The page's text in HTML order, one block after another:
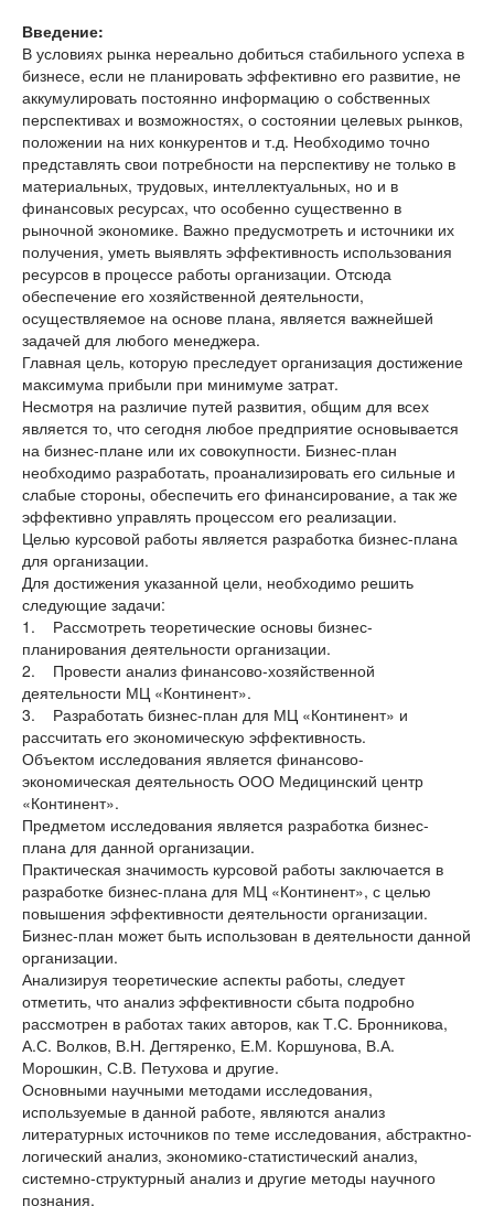
Введение:
В условиях рынка нереально добиться стабильного успеха в
бизнесе, если не планировать эффективно его развитие, не
аккумулировать постоянно информацию о собственных
перспективах и возможностях, о состоянии целевых рынков,
положении на них конкурентов и т.д. Необходимо точно
представлять свои потребности на перспективу не только в
материальных, трудовых, интеллектуальных, но и в
финансовых ресурсах, что особенно существенно в
рыночной экономике. Важно предусмотреть и источники их
получения, уметь выявлять эффективность использования
ресурсов в процессе работы организации. Отсюда
обеспечение его хозяйственной деятельности,
осуществляемое на основе плана, является важнейшей
задачей для любого менеджера.
Главная цель, которую преследует организация достижение
максимума прибыли при минимуме затрат.
Несмотря на различие путей развития, общим для всех
является то, что сегодня любое предприятие основывается
на бизнес-плане или их совокупности. Бизнес-план
необходимо разработать, проанализировать его сильные и
слабые стороны, обеспечить его финансирование, а так же
эффективно управлять процессом его реализации.
Целью курсовой работы является разработка бизнес-плана
для организации.
Для достижения указанной цели, необходимо решить
следующие задачи:
1. Рассмотреть теоретические основы бизнес-
планирования деятельности организации.
2. Провести анализ финансово-хозяйственной
деятельности МЦ «Континент».
3. Разработать бизнес-план для МЦ «Континент» и
рассчитать его экономическую эффективность.
Объектом исследования является финансово-
экономическая деятельность ООО Медицинский центр
«Континент».
Предметом исследования является разработка бизнес-
плана для данной организации.
Практическая значимость курсовой работы заключается в
разработке бизнес-плана для МЦ «Континент», с целью
повышения эффективности деятельности организации.
Бизнес-план может быть использован в деятельности данной
организации.
Анализируя теоретические аспекты работы, следует
отметить, что анализ эффективности сбыта подробно
рассмотрен в работах таких авторов, как Т.С. Бронникова,
А.С. Волков, В.Н. Дегтяренко, Е.М. Коршунова, В.А.
Морошкин, С.В. Петухова и другие.
Основными научными методами исследования,
используемые в данной работе, являются анализ
литературных источников по теме исследования, абстрактно-
логический анализ, экономико-статистический анализ,
системно-структурный анализ и другие методы научного
познания.